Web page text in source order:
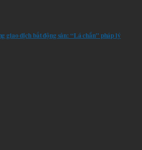
giao dịch bất động sản: “Lá chắn” pháp lý